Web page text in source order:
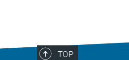
TOP